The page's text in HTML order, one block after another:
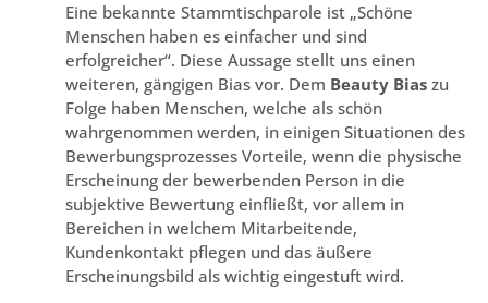
Eine bekannte Stammtischparole ist „Schöne
Menschen haben es einfacher und sind
erfolgreicher“. Diese Aussage stellt uns einen
weiteren, gängigen Bias vor. Dem Beauty Bias zu
Folge haben Menschen, welche als schön
wahrgenommen werden, in einigen Situationen des
Bewerbungsprozesses Vorteile, wenn die physische
Erscheinung der bewerbenden Person in die
subjektive Bewertung einfließt, vor allem in
Bereichen in welchem Mitarbeitende,
Kundenkontakt pflegen und das äußere
Erscheinungsbild als wichtig eingestuft wird.